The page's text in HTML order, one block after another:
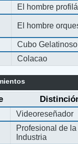
El hombre
El hombre
Cubo Gelatinoso
Colacao
Videoreseñador
Profesional de la
Industria